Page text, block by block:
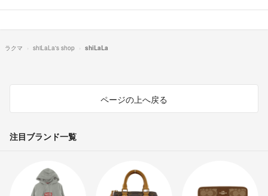
ラクマ shiLaLa's shop shiLaLa
ページの上へ戻る
注目ブランド一覧